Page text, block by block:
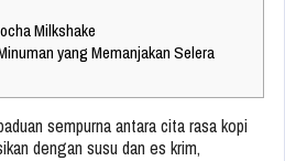
Milkshake
yang Memanjakan Selera
sempurna antara cita rasa kopi
dengan susu dan es krim,